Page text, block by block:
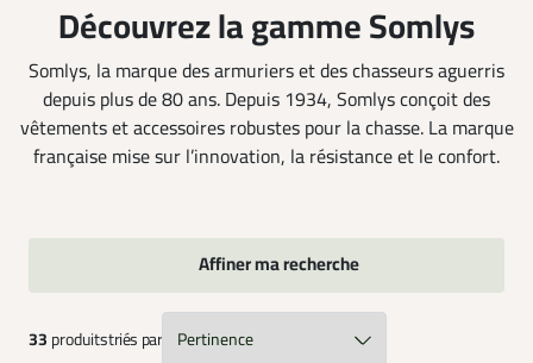
Découvrez la gamme Somlys
Somlys, la marque des armuriers et des chasseurs aguerris
depuis plus de 80 ans. Depuis 1934, Somlys conçoit des
vêtements et accessoires robustes pour la chasse. La marque
française mise sur l’innovation, la résistance et le confort.
Affiner ma recherche
33 produitstriés par